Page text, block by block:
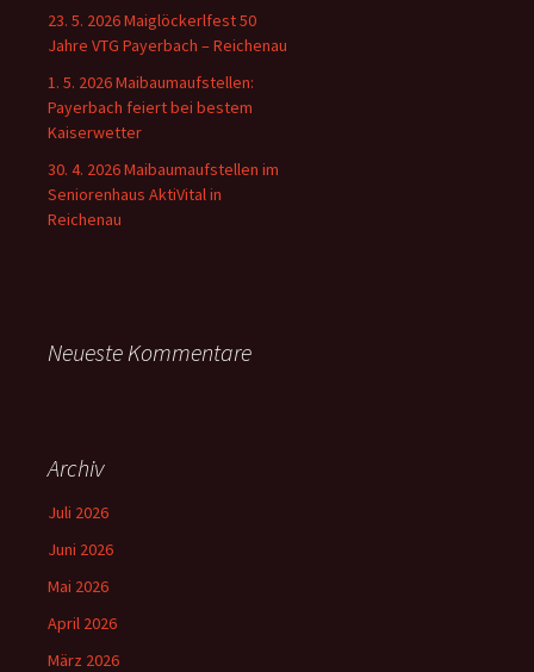
23. 5. 2026 Maiglöckerlfest 50
Jahre VTG Payerbach – Reichenau
1. 5. 2026 Maibaumaufstellen:
Payerbach feiert bei bestem
Kaiserwetter
30. 4. 2026 Maibaumaufstellen im
Seniorenhaus AktiVital in
Reichenau
Neueste Kommentare
Archiv
Juli 2026
Juni 2026
Mai 2026
April 2026
März 2026